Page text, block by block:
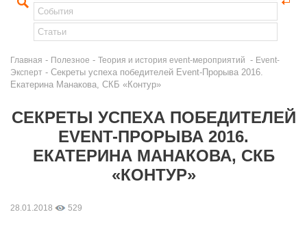
Главная - Полезное - Теория и история event-мероприятий - Event-
Эксперт - Секреты успеха победителей Event-Прорыва 2016.
Екатерина Манакова, СКБ «Контур»
СЕКРЕТЫ УСПЕХА ПОБЕДИТЕЛЕЙ
EVENT-ПРОРЫВА 2016.
ЕКАТЕРИНА МАНАКОВА, СКБ
«КОНТУР»
28.01.2018 529